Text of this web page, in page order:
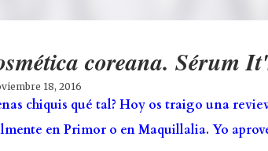
coreana. Sérum
18, 2016
chiquis qué tal? Hoy os traigo una
en Primor o en Maquillalia. Yo